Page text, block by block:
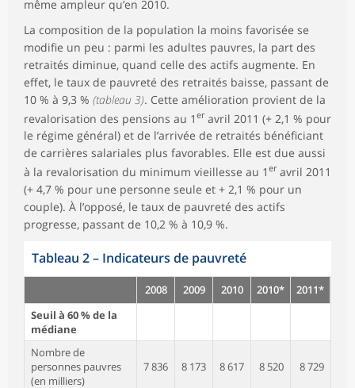
même ampleur qu’en 2010.
La composition de la population la moins favorisée se
modifie un peu : parmi les adultes pauvres, la part des
retraités diminue, quand celle des actifs augmente. En
effet, le taux de pauvreté des retraités baisse, passant de
10 % à 9,3 % (tableau 3). Cette amélioration provient de la
revalorisation des pensions au 1 eravril 2011 (+ 2,1 % pour
le régime général) et de l’arrivée de retraités bénéficiant
de carrières salariales plus favorables. Elle est due aussi
à la revalorisation du minimum vieillesse au 1 eravril 2011
(+ 4,7 % pour une personne seule et + 2,1 % pour un
couple). À l’opposé, le taux de pauvreté des actifs
progresse, passant de 10,2 % à 10,9 %.
Tableau 2– Indicateurs de pauvreté
2008 2009 2010 2010*
2011*
Seuil à 60 % de la
médiane
Nombre de
personnes pauvres
(en milliers)
7 836 8 173 8 617 8 520 8 729